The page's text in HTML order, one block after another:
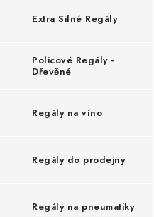
Často kladené dotazy
Extra Silné Regály
Policové Regály -
Dřevěné
Regály na víno
Regály do prodejny
Regály na pneumatiky